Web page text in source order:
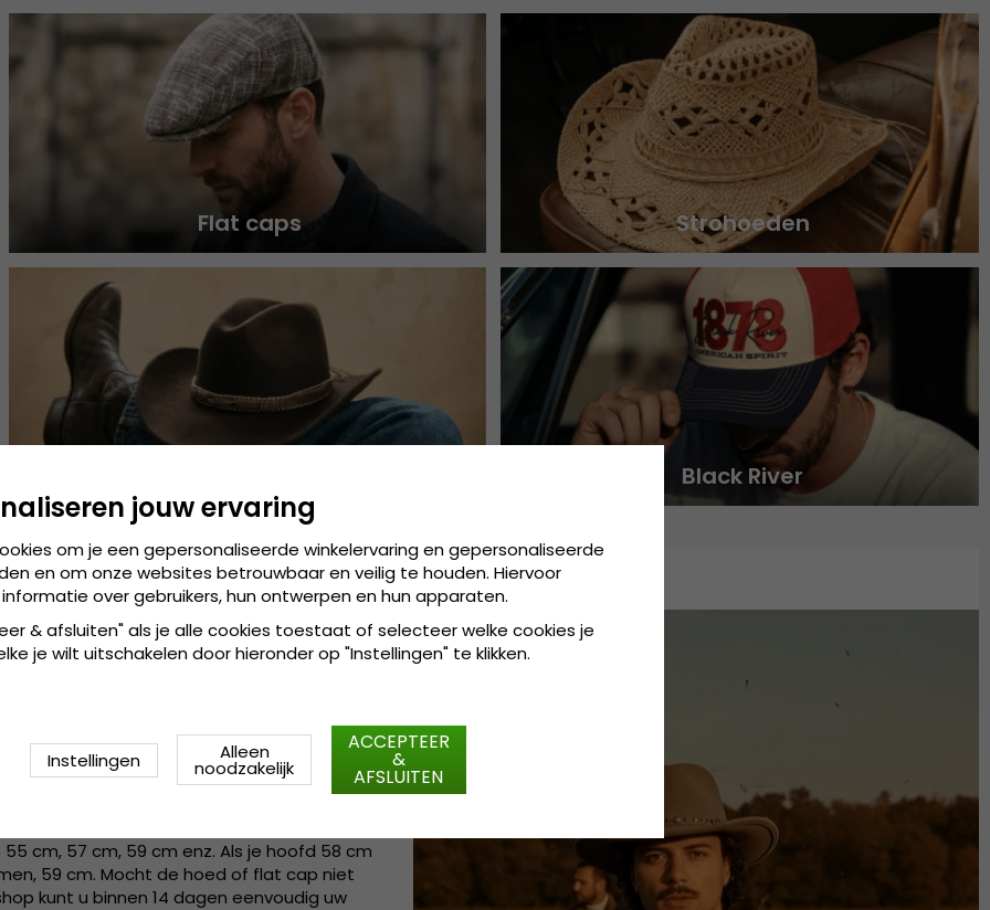
Flat caps Strohoeden
Black River
EN BARETTEN ONLINE
vinden van hoeden en flat caps. We
Mayser, Kangol, Jacaru, Jaxon, City
vinden zoals bolhoeden, fedora-,
en hoge hoeden (top hats) voor plechtige
is eenvoudig met behulp van onze
je een korte instructie over hoe de maat van
te kijken in ons assortiment en een hoed of
worden de hoeden van onze leveranciers
cm, 57 cm, 59 cm enz. Als je hoofd 58 cm
59 cm. Mocht de hoed of flat cap niet
kunt u binnen 14 dagen eenvoudig uw
jouw ervaring
om je een gepersonaliseerde winkelervaring en gepersonaliseerde
en om onze websites betrouwbaar en veilig te houden. Hiervoor
over gebruikers, hun ontwerpen en hun apparaten.
& afsluiten" als je alle cookies toestaat of selecteer welke cookies je
je wilt uitschakelen door hieronder op "Instellingen" te klikken.
Instellingen Alleen
noodzakelijk
ACCEPTEER
&
AFSLUITEN